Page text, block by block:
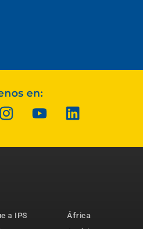
en:
a IPS
África